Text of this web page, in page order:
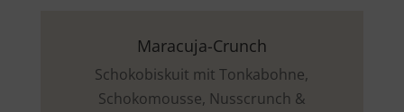
Maracuja-Crunch
Schokobiskuit mit Tonkabohne,
Schokomousse, Nusscrunch &